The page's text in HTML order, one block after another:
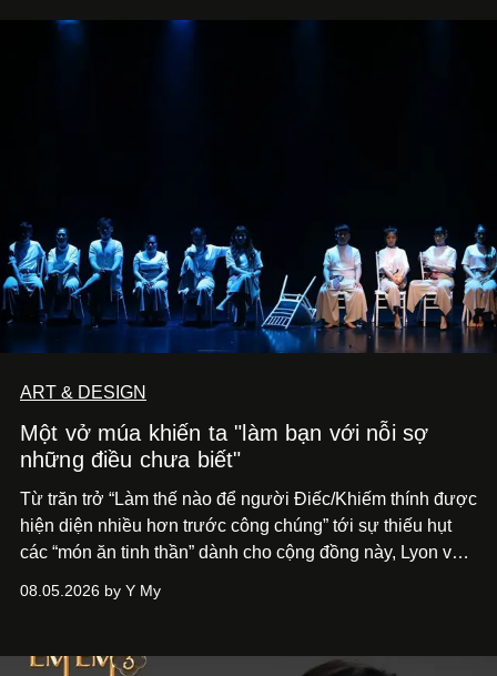
ART & DESIGN
Một vở múa khiến ta "làm bạn với nỗi sợ
những điều chưa biết"
Từ trăn trở “Làm thế nào để người Điếc/Khiếm thính được
hiện diện nhiều hơn trước công chúng” tới sự thiếu hụt
các “món ăn tinh thần” dành cho cộng đồng này, Lyon và
phẩm múa đương đại thành hiện thực, mang tên Lắng
08.05.2026 by Y My